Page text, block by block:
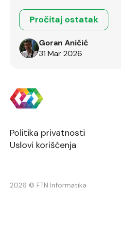
Pročitaj ostatak
Goran Aničić
31 Mar 2026
Politika privatnosti
Uslovi korišćenja
2026 © FTN Informatika